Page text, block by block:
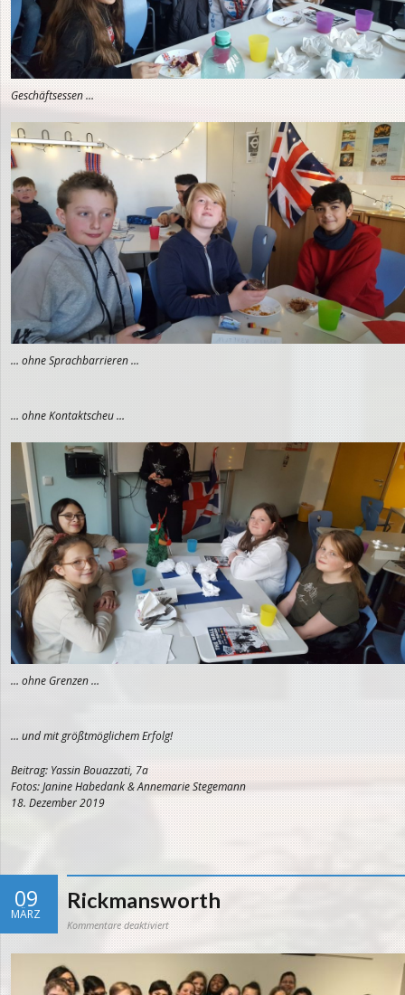
Geschäftsessen …
… ohne Sprachbarrieren …
… ohne Kontaktscheu …
… ohne Grenzen …
… und mit größtmöglichem Erfolg!
Beitrag: Yassin Bouazzati, 7a
Fotos: Janine Habedank & Annemarie Stegemann
18. Dezember 2019
09
MÄRZ
Rickmansworth
Kommentare deaktiviertfür
Rickmansworth